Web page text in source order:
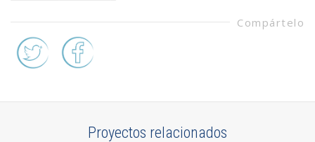
Compártelo
Proyectos relacionados